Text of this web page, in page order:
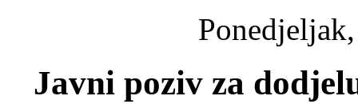
Javni poziv za